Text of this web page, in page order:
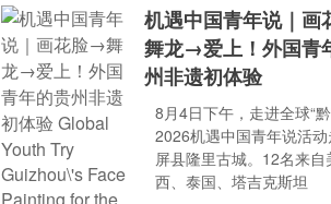
机遇中国青年说｜
舞龙→爱上！外国青
州非遗初体验
8月4日下午，走进全球“
2026机遇中国青年说活
屏县隆里古城。12名来自
西、泰国、塔吉克斯坦